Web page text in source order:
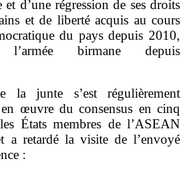
et d’une régression de ses droits
et de liberté acquis au cours
du pays depuis 2010,
l’armée birmane depuis
la junte s’est régulièrement
œuvre du consensus en cinq
États membres de l’ASEAN
retardé la visite de l’envoyé
: